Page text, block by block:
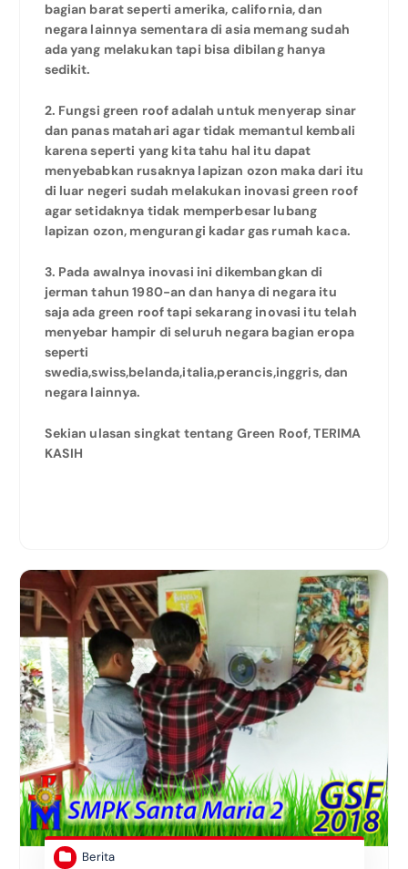
bagian barat seperti amerika, california, dan
negara lainnya sementara di asia memang sudah
ada yang melakukan tapi bisa dibilang hanya
sedikit.
2. Fungsi green roof adalah untuk menyerap sinar
dan panas matahari agar tidak memantul kembali
karena seperti yang kita tahu hal itu dapat
menyebabkan rusaknya lapizan ozon maka dari itu
di luar negeri sudah melakukan inovasi green roof
agar setidaknya tidak memperbesar lubang
lapizan ozon, mengurangi kadar gas rumah kaca.
3. Pada awalnya inovasi ini dikembangkan di
jerman tahun 1980-an dan hanya di negara itu
saja ada green roof tapi sekarang inovasi itu telah
menyebar hampir di seluruh negara bagian eropa
seperti
swedia,swiss,belanda,italia,perancis,inggris, dan
negara lainnya.
Sekian ulasan singkat tentang Green Roof, TERIMA
KASIH
Berita